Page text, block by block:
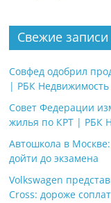
Свежие записи
Совфед одобрил
| РБК Недвижимость
Совет Федерации
жилья по КРТ | РБК
Автошкола в
дойти до экзамена
Volkswagen
Cross: дороже